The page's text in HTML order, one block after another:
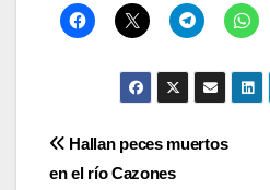
Navegación
Hallan peces muertos
en el río Cazones